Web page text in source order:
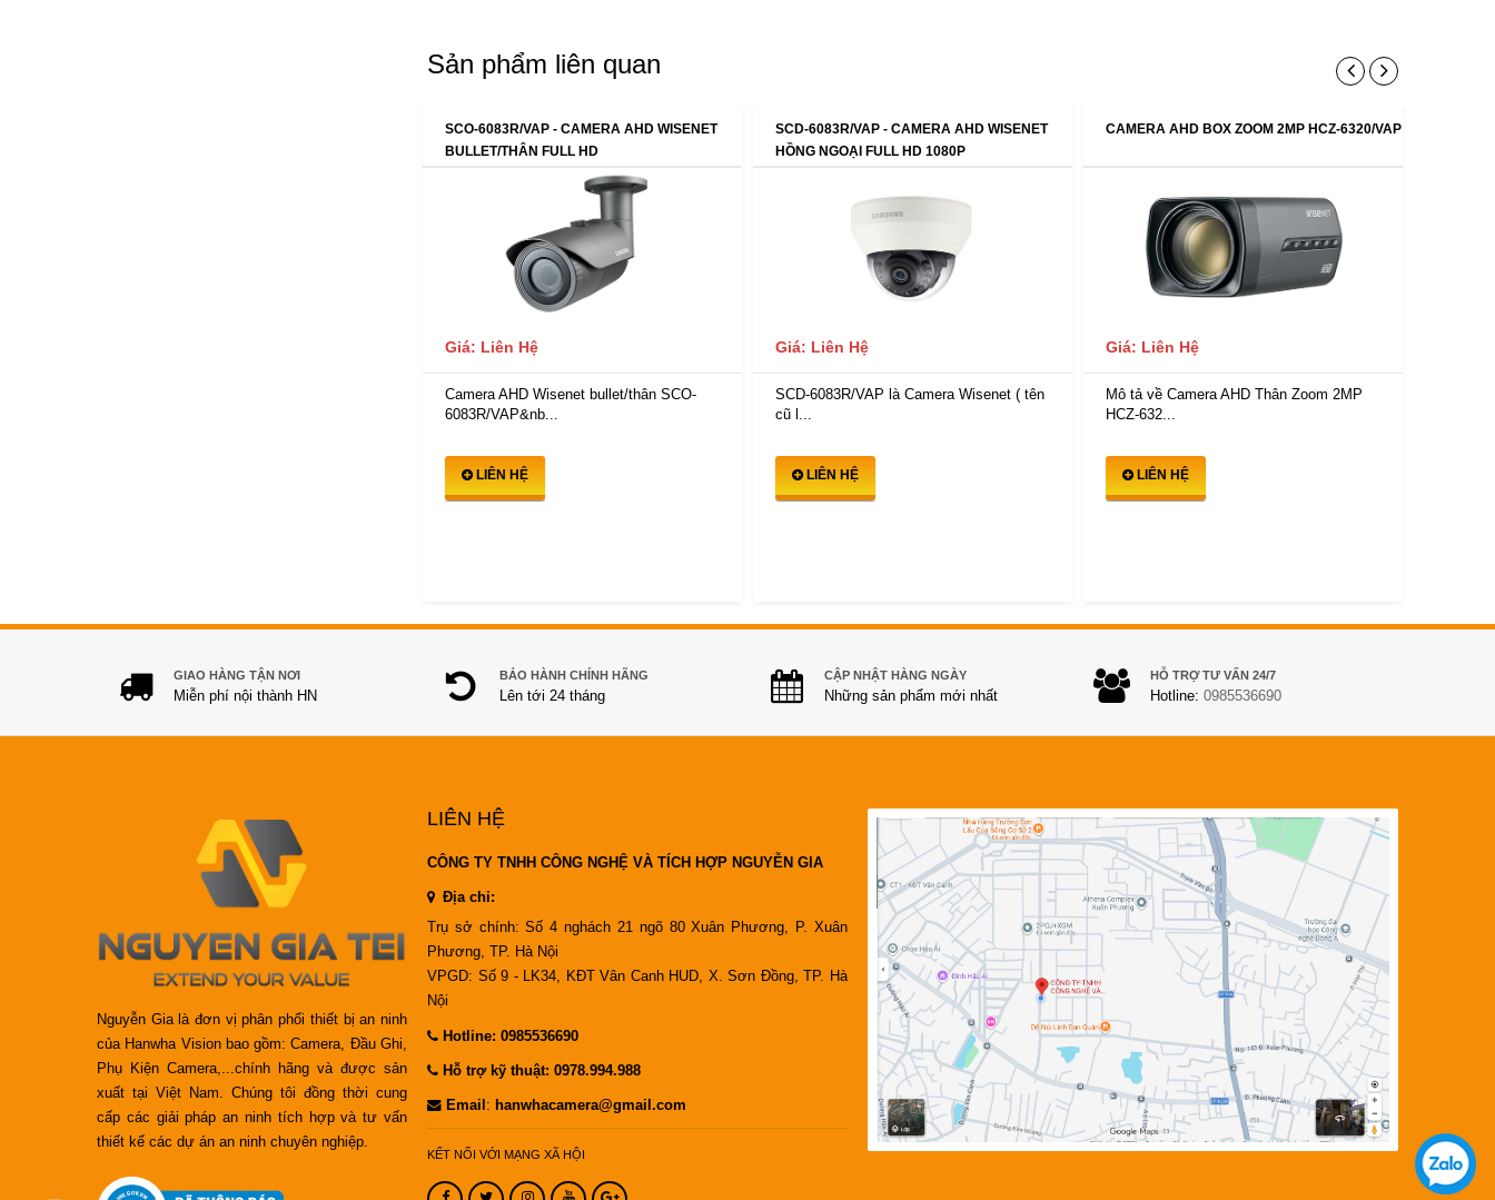
Sản phẩm liên quan
SCO-6083R/VAP - CAMERA AHD WISENET
BULLET/THÂN FULL HD
Giá: Liên Hệ
Camera AHD Wisenet bullet/thân SCO-
6083R/VAP&nb...
LIÊN HỆ
SCD-6083R/VAP - CAMERA AHD WISENET
HỒNG NGOẠI FULL HD 1080P
Giá: Liên Hệ
SCD-6083R/VAP là Camera Wisenet ( tên
cũ l...
LIÊN HỆ
CAMERA AHD BOX ZOOM 2MP HCZ-6320/VAP
Giá: Liên Hệ
Mô tả về Camera AHD Thân Zoom 2MP
HCZ-632...
LIÊN HỆ
GIAO HÀNG TẬN NƠI
Miễn phí nội thành HN
BẢO HÀNH CHÍNH HÃNG
Lên tới 24 tháng
CẬP NHẬT HÀNG NGÀY
Những sản phẩm mới nhất
HỖ TRỢ TƯ VẤN 24/7
Hotline: 0985536690
Nguyễn Gia là đơn vị phân phối thiết bị an ninh
của Hanwha Vision bao gồm: Camera, Đầu Ghi,
Phụ Kiện Camera,...chính hãng và được sản
xuất tại Việt Nam. Chúng tôi đồng thời cung
cấp các giải pháp an ninh tích hợp và tư vấn
thiết kế các dự án an ninh chuyên nghiệp.
LIÊN HỆ
CÔNG TY TNHH CÔNG NGHỆ VÀ TÍCH HỢP NGUYỄN GIA
Địa chỉ:
Trụ sở chính: Số 4 nghách 21 ngõ 80 Xuân Phương, P. Xuân
Phương, TP. Hà Nội
VPGD: Số 9 - LK34, KĐT Vân Canh HUD, X. Sơn Đồng, TP. Hà
Nội
Hotline: 0985536690
Hỗ trợ kỹ thuật: 0978.994.988
Email : hanwhacamera@gmail.com
KẾT NỐI VỚI MẠNG XÃ HỘI